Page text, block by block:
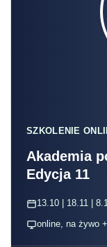
SZKOLENIE
Akademia
Edycja 11
13.10 | 18.11 |
online, na żywo